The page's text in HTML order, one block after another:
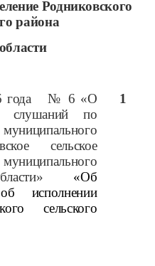
Родниковского
района
года № 6 «О
слушаний по
сельское
муниципального
«Об
исполнении
сельского
1